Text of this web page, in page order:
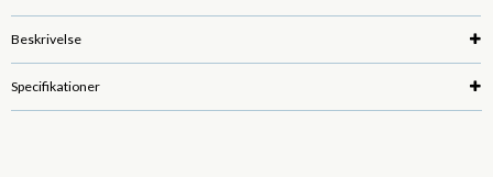
Beskrivelse
Specifikationer